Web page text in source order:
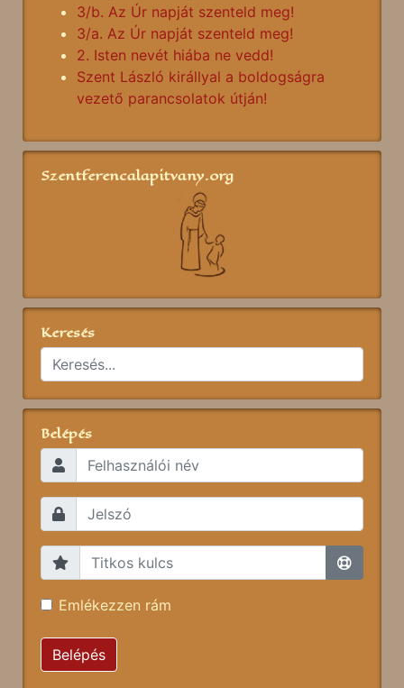
3/b. Az Úr napját szenteld meg!
3/a. Az Úr napját szenteld meg!
2. Isten nevét hiába ne vedd!
Szent László királlyal a boldogságra
vezető parancsolatok útján!
Szentferencalapitvany.org
Keresés
Belépés
Emlékezzen rám
Belépés